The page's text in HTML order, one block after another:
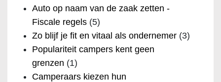
Auto op naam van de zaak zetten -
Fiscale regels (5)
Zo blijf je fit en vitaal als ondernemer (3)
Populariteit campers kent geen
grenzen (1)
Camperaars kiezen hun